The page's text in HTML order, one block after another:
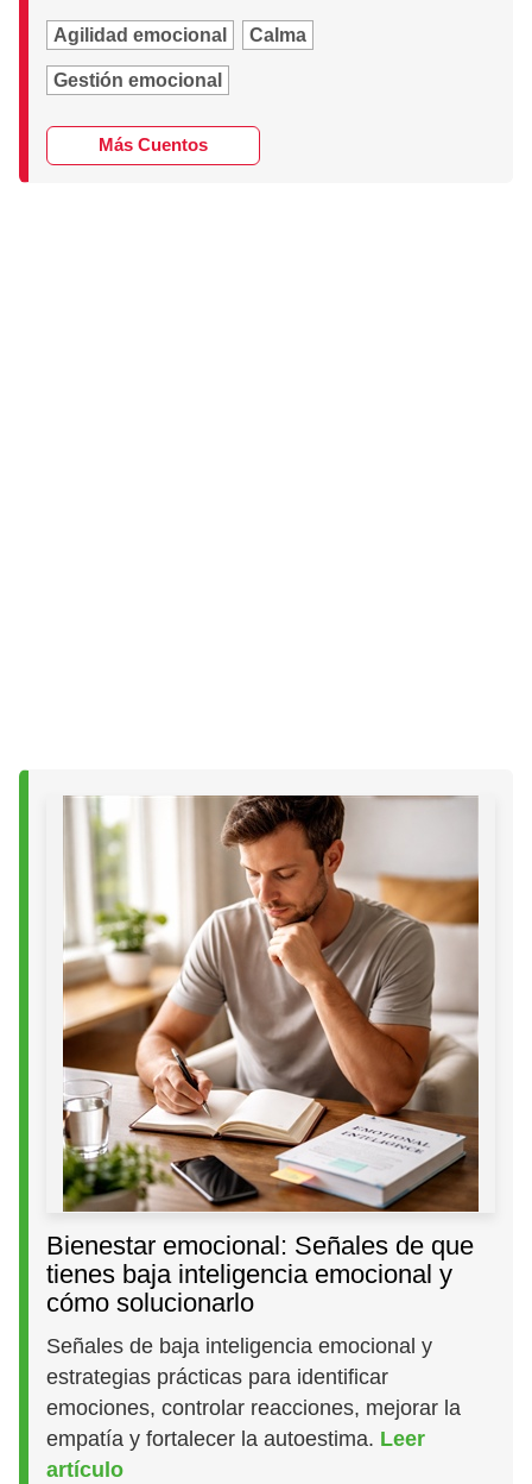
Agilidad emocional Calma
Gestión emocional
Más Cuentos
Bienestar emocional: Señales de que
tienes baja inteligencia emocional y
cómo solucionarlo
Señales de baja inteligencia emocional y
estrategias prácticas para identificar
emociones, controlar reacciones, mejorar la
empatía y fortalecer la autoestima. Leer
artículo